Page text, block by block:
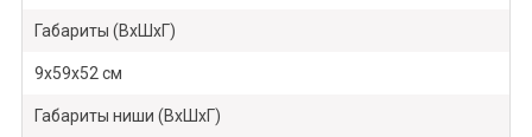
Габариты (ВхШхГ)
9х59х52 см
Габариты ниши (ВхШхГ)